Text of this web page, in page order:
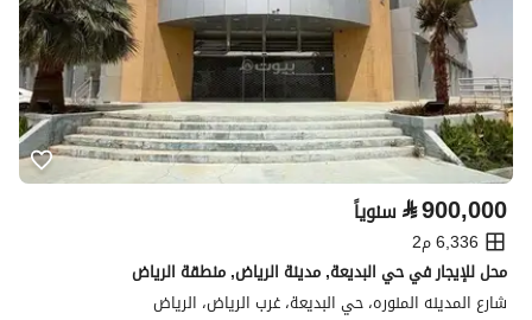
⃁900,000 سنوياً
6,336 م2
محل للإيجار في حي البديعة, مدينة الرياض, منطقة الرياض
شارع المدينه المنوره، حي البديعة، غرب الرياض، الرياض